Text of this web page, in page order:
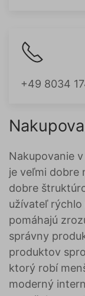
+49 8034
Nakupovanie
je veľmi dobre
dobre
užívateľ
pomáhajú
správny
produktov
ktorý robí
moderný